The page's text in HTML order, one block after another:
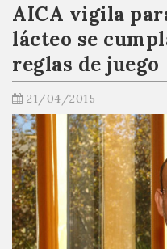
AICA vigila
lácteo se
reglas de juego
21/04/2015